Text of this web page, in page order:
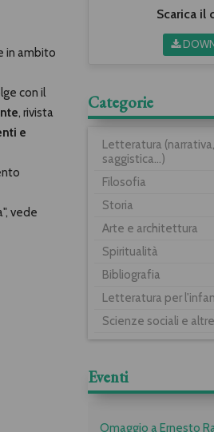
in ambito
con il
, rivista
e
vede
Scarica il
Categorie
Letteratura
saggistica...)
Filosofia
Storia
Arte e architettura
Spiritualità
Bibliografia
Letteratura per
Scienze sociali e
Eventi
Omaggio a Ernesto